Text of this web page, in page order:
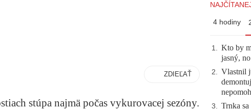
ZDIEĽAŤ
stúpa najmä počas vykurovacej sezóny.
4 hodiny
1. Kto by
jasný,
2. Vlastnil
3. Trnka